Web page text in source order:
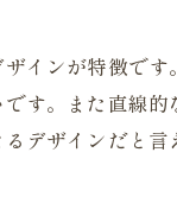
インが特徴で
す。また直線
デザインだと言